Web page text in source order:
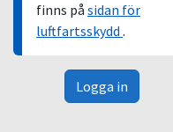
finns på sidan för
luftfartsskydd .
Logga in